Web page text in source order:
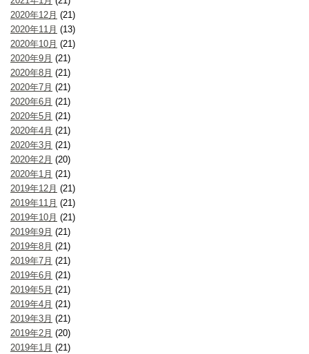
2020年12月 (21)
2020年11月 (13)
2020年10月 (21)
2020年9月 (21)
2020年8月 (21)
2020年7月 (21)
2020年6月 (21)
2020年5月 (21)
2020年4月 (21)
2020年3月 (21)
2020年2月 (20)
2020年1月 (21)
2019年12月 (21)
2019年11月 (21)
2019年10月 (21)
2019年9月 (21)
2019年8月 (21)
2019年7月 (21)
2019年6月 (21)
2019年5月 (21)
2019年4月 (21)
2019年3月 (21)
2019年2月 (20)
2019年1月 (21)